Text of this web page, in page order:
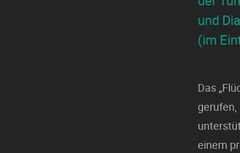
und
(im
Das
gerufen,
einem